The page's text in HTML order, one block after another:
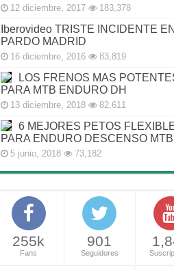
12 diciembre, 2017 183,378
Iberovideo TRISTE INCIDENTE
PARDO MADRID
16 diciembre, 2016 83,819
LOS FRENOS MAS
PARA MTB ENDURO DH
13 diciembre, 2018 82,611
6 MEJORES PETOS
PARA ENDURO DESCENSO MTB
5 junio, 2018 73,182
255k
Fans
901
Seguidores